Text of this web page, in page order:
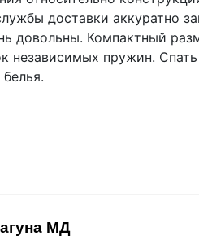
доставки аккуратно
довольны. Компактный
независимых пружин.
МД